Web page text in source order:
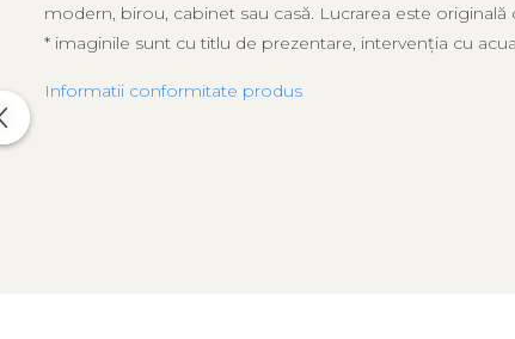
modern, birou, cabinet sau casă. Lucrarea este
* imaginile sunt cu titlu de prezentare, intervenția cu
Informatii conformitate produs